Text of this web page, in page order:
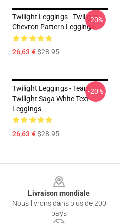
Twilight Leggings - Twilight
Chevron Pattern Leggings
26,63 €$28.95
-20%
Twilight Leggings - Team
Twilight Saga White Text
Leggings
26,63 €$28.95
-20%
Livraison mondiale
Nous livrons dans plus de 200
pays